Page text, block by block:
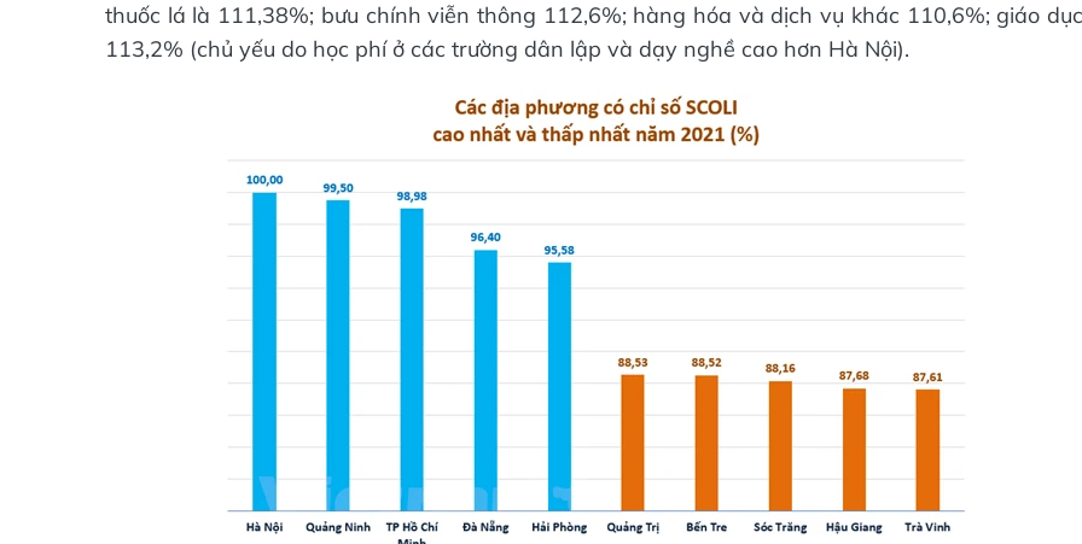
thuốc lá là 111,38%; bưu chính viễn thông 112,6%; hàng hóa và dịch vụ khác 110,6%; giáo dục
113,2% (chủ yếu do học phí ở các trường dân lập và dạy nghề cao hơn Hà Nội).